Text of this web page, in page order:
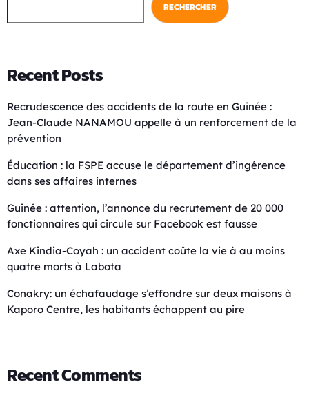
RECHERCHER
Recent Posts
Recrudescence des accidents de la route en Guinée :
Jean-Claude NANAMOU appelle à un renforcement de la
prévention
Éducation : la FSPE accuse le département d’ingérence
dans ses affaires internes
Guinée : attention, l’annonce du recrutement de 20 000
fonctionnaires qui circule sur Facebook est fausse
Axe Kindia-Coyah : un accident coûte la vie à au moins
quatre morts à Labota
Conakry: un échafaudage s’effondre sur deux maisons à
Kaporo Centre, les habitants échappent au pire
Recent Comments